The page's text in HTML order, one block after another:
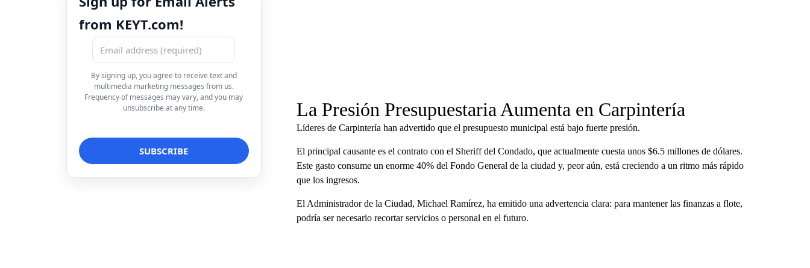
from KEYT.com!
By signing up, you agree to receive text and
multimedia marketing messages from us.
Frequency of messages may vary, and you may
unsubscribe at any time.
La Presión Presupuestaria Aumenta en Carpintería
Líderes de Carpintería han advertido que el presupuesto municipal está bajo fuerte presión.
El principal causante es el contrato con el Sheriff del Condado, que actualmente cuesta unos $6.5 millones de dólares.
Este gasto consume un enorme 40% del Fondo General de la ciudad y, peor aún, está creciendo a un ritmo más rápido
que los ingresos.
El Administrador de la Ciudad, Michael Ramírez, ha emitido una advertencia clara: para mantener las finanzas a flote,
podría ser necesario recortar servicios o personal en el futuro.